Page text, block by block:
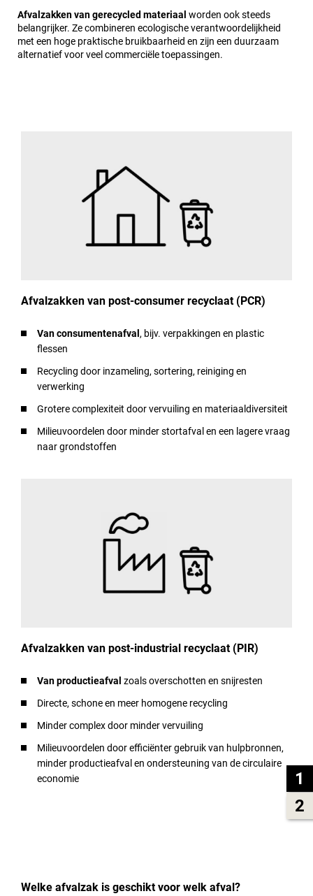
1
2
Afvalzakken van gerecycled materiaal worden ook steeds
belangrijker. Ze combineren ecologische verantwoordelijkheid
met een hoge praktische bruikbaarheid en zijn een duurzaam
alternatief voor veel commerciële toepassingen.
Afvalzakken van post-consumer recyclaat (PCR)
Van consumentenafval , bijv. verpakkingen en plastic
flessen
Recycling door inzameling, sortering, reiniging en
verwerking
Grotere complexiteit door vervuiling en materiaaldiversiteit
Milieuvoordelen door minder stortafval en een lagere vraag
naar grondstoffen
Afvalzakken van post-industrial recyclaat (PIR)
Van productieafval zoals overschotten en snijresten
Directe, schone en meer homogene recycling
Minder complex door minder vervuiling
Milieuvoordelen door efficiënter gebruik van hulpbronnen,
minder productieafval en ondersteuning van de circulaire
economie
Welke afvalzak is geschikt voor welk afval?